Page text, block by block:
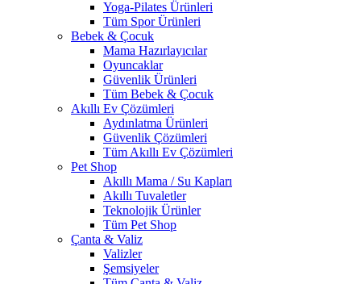
Yoga-Pilates Ürünleri
Tüm Spor Ürünleri
Bebek & Çocuk
Mama Hazırlayıcılar
Oyuncaklar
Güvenlik Ürünleri
Tüm Bebek & Çocuk
Akıllı Ev Çözümleri
Aydınlatma Ürünleri
Güvenlik Çözümleri
Tüm Akıllı Ev Çözümleri
Pet Shop
Akıllı Mama / Su Kapları
Akıllı Tuvaletler
Teknolojik Ürünler
Tüm Pet Shop
Çanta & Valiz
Valizler
Şemsiyeler